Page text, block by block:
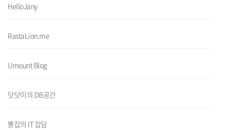
HelloJany
RastaLion.me
Umount Blog
닷닷이의 DB공간
뽕잡의 IT 잡담